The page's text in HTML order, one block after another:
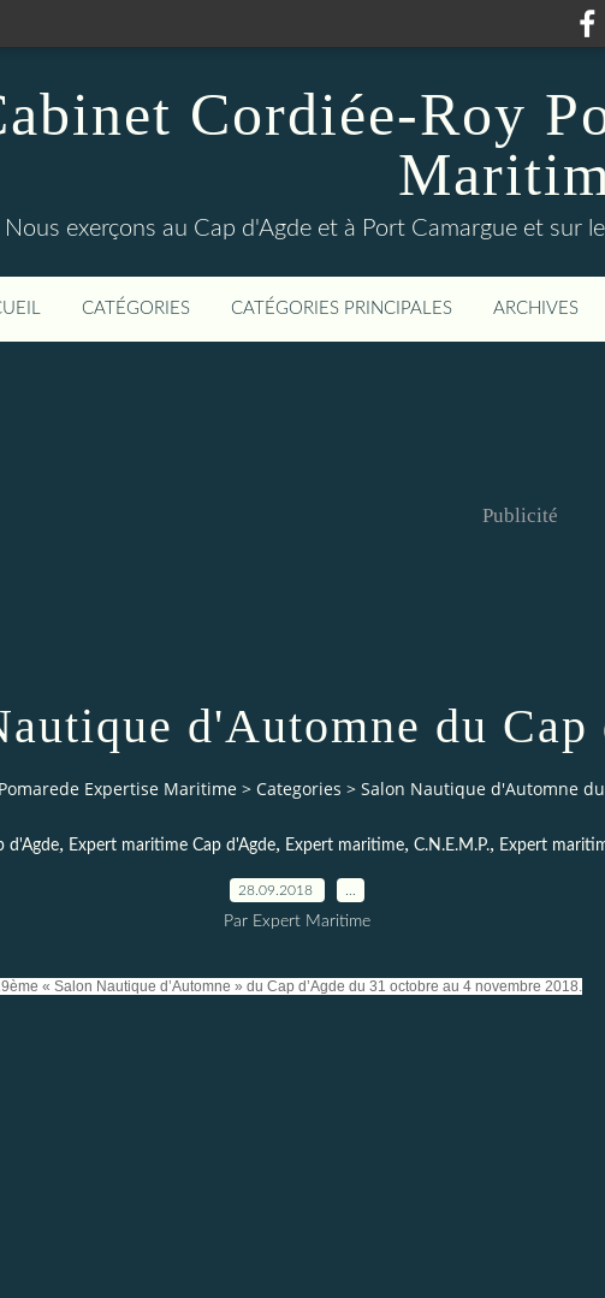
Cordiée-Roy
Nous exerçons au Cap d'Agde et à Port Camargue et
CATÉGORIES CATÉGORIES PRINCIPALES ARCHIVES
Publicité
d'Automne du Cap
Expertise Maritime > Categories > Salon Nautique d'Automne
d'Agde, Expert maritime Cap d'Agde, Expert maritime, C.N.E.M.P., Expert
28.09.2018
Par Expert Maritime
« Salon Nautique d’Automne » du Cap d’Agde du 31 octobre au 4 novembre 2018.